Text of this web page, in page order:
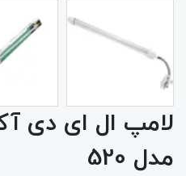
لامپ ال ای دی
مدل 520